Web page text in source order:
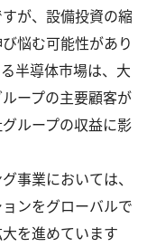
が、設備投資の縮
悩む可能性があり
半導体市場は、大
ープの主要顧客が
ループの収益に影
事業においては、
ンをグローバルで
を進めています